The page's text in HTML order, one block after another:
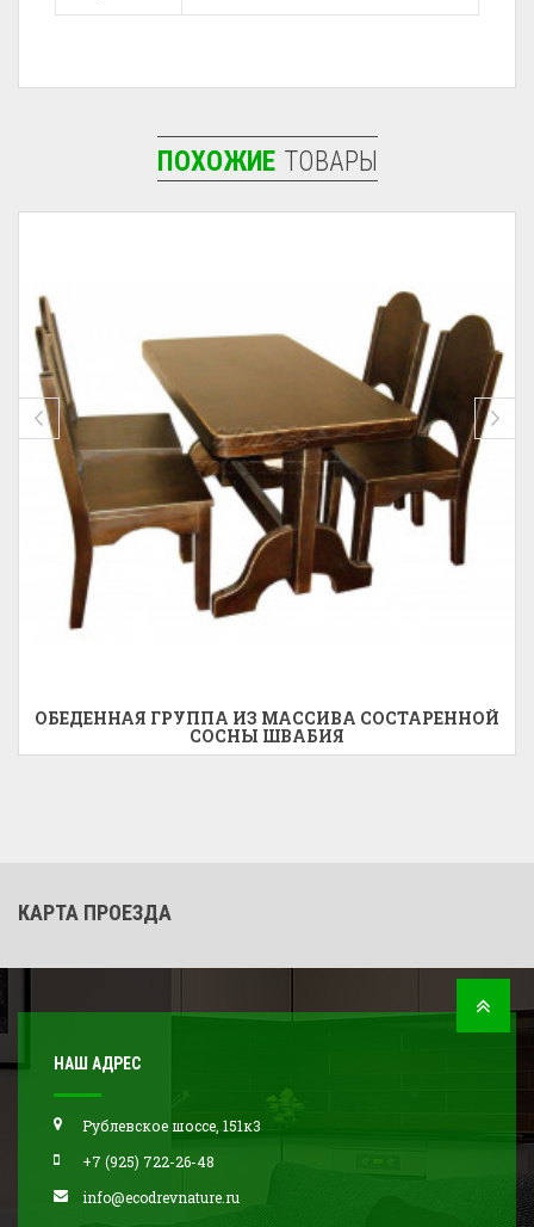
ПОХОЖИЕ ТОВАРЫ
ОБЕДЕННАЯ ГРУППА ИЗ МАССИВА СОСТАРЕННОЙ
СОСНЫ ШВАБИЯ
КАРТА ПРОЕЗДА
НАШ АДРЕС
Рублевское шоссе, 151к3
+7 (925) 722-26-48
info@ecodrevnature.ru